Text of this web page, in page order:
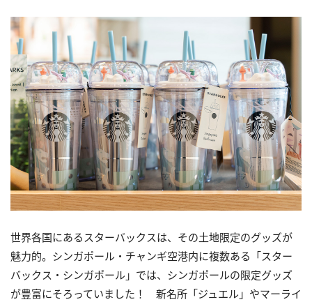
世界各国にあるスターバックスは、その土地限定のグッズが
魅力的。シンガポール・チャンギ空港内に複数ある「スター
バックス・シンガポール」では、シンガポールの限定グッズ
が豊富にそろっていました！ 新名所「ジュエル」やマーライ